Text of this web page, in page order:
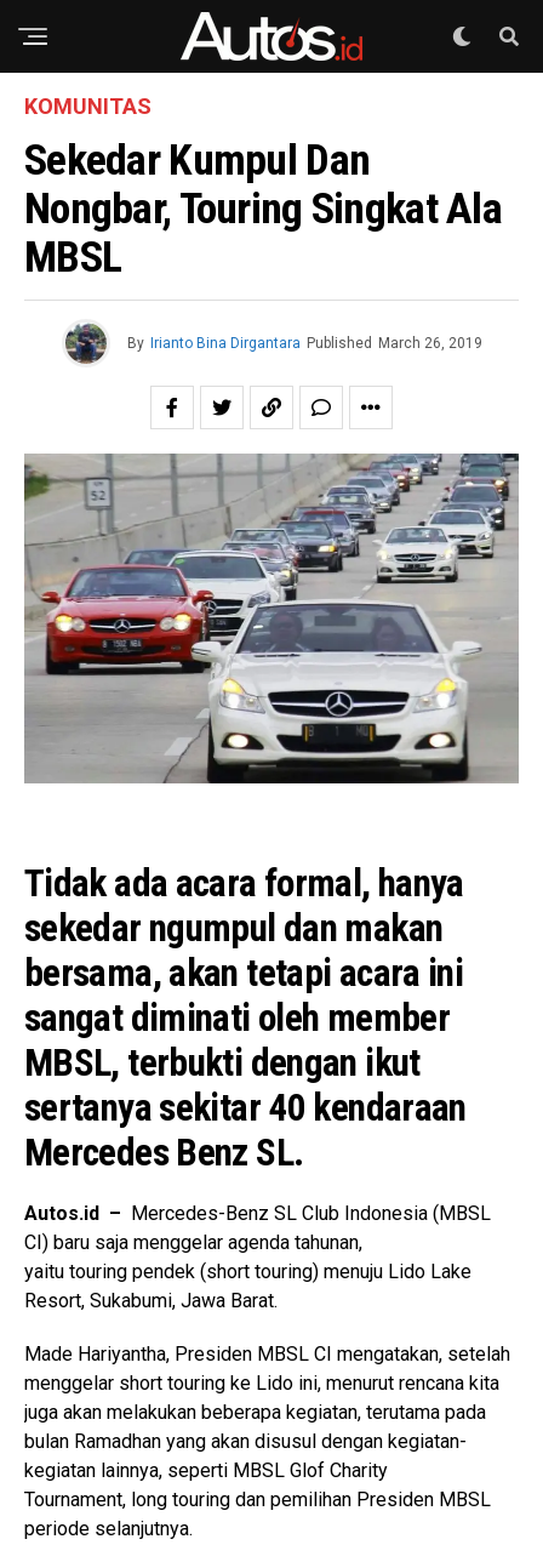
KOMUNITAS
Sekedar Kumpul Dan
Nongbar, Touring Singkat Ala
MBSL
By Irianto Bina Dirgantara Published March 26, 2019
Tidak ada acara formal, hanya
sekedar ngumpul dan makan
bersama, akan tetapi acara ini
sangat diminati oleh member
MBSL, terbukti dengan ikut
sertanya sekitar 40 kendaraan
Mercedes Benz SL.
Autos.id – Mercedes-Benz SL Club Indonesia (MBSL
CI) baru saja menggelar agenda tahunan,
yaitu touring pendek (short touring) menuju Lido Lake
Resort, Sukabumi, Jawa Barat.
Made Hariyantha, Presiden MBSL CI mengatakan, setelah
menggelar short touring ke Lido ini, menurut rencana kita
juga akan melakukan beberapa kegiatan, terutama pada
bulan Ramadhan yang akan disusul dengan kegiatan-
kegiatan lainnya, seperti MBSL Glof Charity
Tournament, long touring dan pemilihan Presiden MBSL
periode selanjutnya.